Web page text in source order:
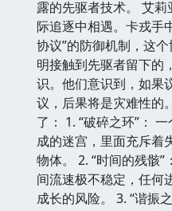
露的先驱者技术。 艾
际追逐中相遇。卡戎手
协议”的防御机制，这
明接触到先驱者留下的
识。他们意识到，如果
议，后果将是灾难性的
了： 1. “破碎之环”：
成的迷宫，里面充斥着
物体。 2. “时间的残骸
间流速极不稳定，任何
成长的风险。 3. “谐振